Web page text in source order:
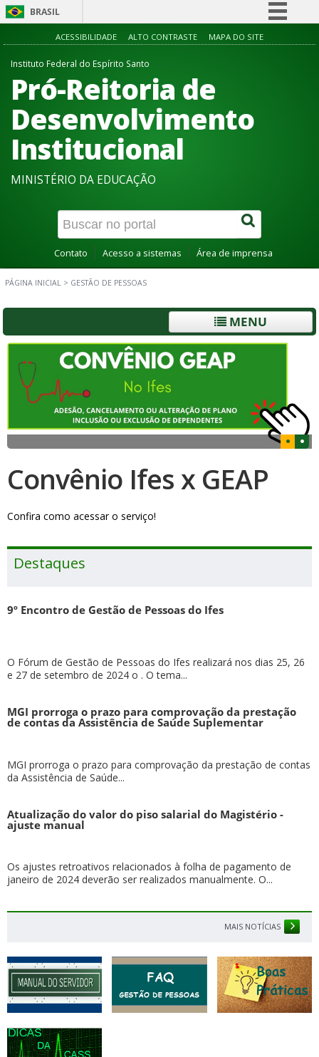
BRASIL
Simplifique!
Acesso à informação
Legislação
ACESSIBILIDADE ALTO CONTRASTE MAPA DO SITE
Instituto Federal do Espírito Santo
Pró-Reitoria de
Desenvolvimento
Institucional
MINISTÉRIO DA EDUCAÇÃO
Contato Acesso a sistemas Área de imprensa
PÁGINA INICIAL > GESTÃO DE PESSOAS
MENU
Convênio Ifes x GEAP
Confira como acessar o serviço!
Destaques
9º Encontro de Gestão de Pessoas do Ifes
O Fórum de Gestão de Pessoas do Ifes realizará nos dias 25, 26
e 27 de setembro de 2024 o . O tema...
MGI prorroga o prazo para comprovação da prestação
de contas da Assistência de Saúde Suplementar
MGI prorroga o prazo para comprovação da prestação de contas
da Assistência de Saúde...
Atualização do valor do piso salarial do Magistério -
ajuste manual
Os ajustes retroativos relacionados à folha de pagamento de
janeiro de 2024 deverão ser realizados manualmente. O...
MAIS NOTÍCIAS